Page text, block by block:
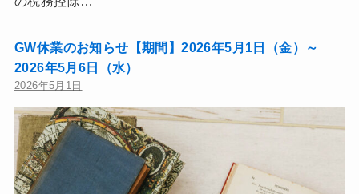
GW休業のお知らせ【期間】2026年5月1日（金）～
2026年5月6日（水）
2026年5月1日